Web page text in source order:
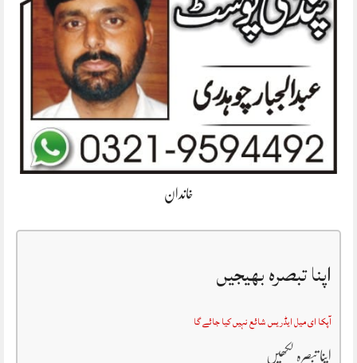
خاندان
اپنا تبصرہ بھیجیں
آپکا ای میل ایڈریس شائع نہیں کیا جائے گا
اپنا تبصرہ لکھیں